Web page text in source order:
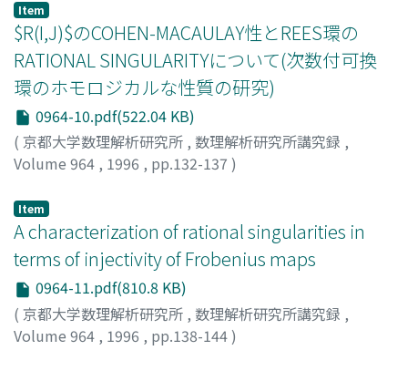
Item
$R(I,J)$のCOHEN-MACAULAY性とREES環の
RATIONAL SINGULARITYについて(次数付可換
環のホモロジカルな性質の研究)
0964-10.pdf(522.04 KB)
( 京都大学数理解析研究所 , 数理解析研究所講究録 ,
Volume 964 , 1996 , pp.132-137 )
Item
A characterization of rational singularities in
terms of injectivity of Frobenius maps
0964-11.pdf(810.8 KB)
( 京都大学数理解析研究所 , 数理解析研究所講究録 ,
Volume 964 , 1996 , pp.138-144)